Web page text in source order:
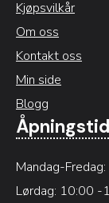
Kjøpsvilkår
Om oss
Kontakt oss
Min side
Blogg
Mandag-
Lørdag: 10:00 -